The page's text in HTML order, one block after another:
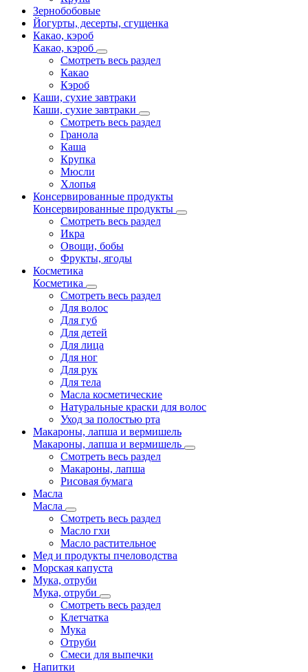
Зернобобовые
Йогурты, десерты, сгущенка
Какао, кэроб
Какао, кэроб
Смотреть весь раздел
Какао
Кэроб
Каши, сухие завтраки
Каши, сухие завтраки
Смотреть весь раздел
Гранола
Каша
Крупка
Мюсли
Хлопья
Консервированные продукты
Консервированные продукты
Смотреть весь раздел
Икра
Овощи, бобы
Фрукты, ягоды
Косметика
Косметика
Смотреть весь раздел
Для волос
Для губ
Для детей
Для лица
Для ног
Для рук
Для тела
Масла косметические
Натуральные краски для волос
Уход за полостью рта
Макароны, лапша и вермишель
Макароны, лапша и вермишель
Смотреть весь раздел
Макароны, лапша
Рисовая бумага
Масла
Масла
Смотреть весь раздел
Масло гхи
Масло растительное
Мед и продукты пчеловодства
Морская капуста
Мука, отруби
Мука, отруби
Смотреть весь раздел
Клетчатка
Мука
Отруби
Смеси для выпечки
Напитки